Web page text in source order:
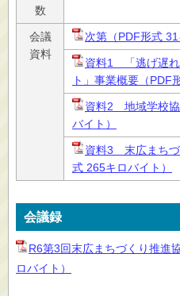
数
会議
資料
次第（PDF形式 31
資料1 「逃げ遅れ
ト」事業概要（PDF
資料2 地域学校協
バイト）
資料3 末広まちづ
式 265キロバイト）
会議録
R6第3回末広まちづくり推
ロバイト）